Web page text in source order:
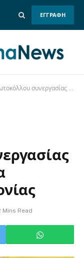
ΕΓΓΡΑΦΗ
με την Περιφέρεια Κεντρικής Μακεδονίας
Mins Read